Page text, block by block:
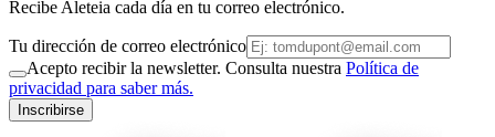
Recibe Aleteia cada día en tu correo electrónico.
Tu dirección de correo electrónico
Acepto recibir la newsletter. Consulta nuestra Política de
privacidad para saber más.
Inscribirse